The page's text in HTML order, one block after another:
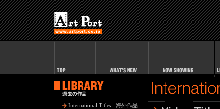
International Titles - 海外作品